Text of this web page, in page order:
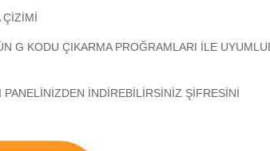
ÇİZİMİ
G KODU ÇIKARMA PROĞRAMLARI İLE
İNDİREBİLİRSİNİZ ŞİFRESİNİ